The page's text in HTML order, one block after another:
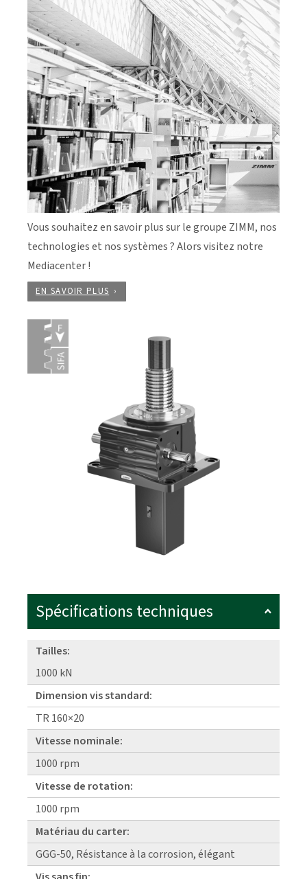
Vous souhaitez en savoir plus sur le groupe ZIMM, nos
technologies et nos systèmes ? Alors visitez notre
Mediacenter !
EN SAVOIR PLUS
Spécifications techniques
Tailles:
1000 kN
Dimension vis standard:
TR 160×20
Vitesse nominale:
1000 rpm
Vitesse de rotation:
1000 rpm
Matériau du carter:
GGG-50, Résistance à la corrosion, élégant